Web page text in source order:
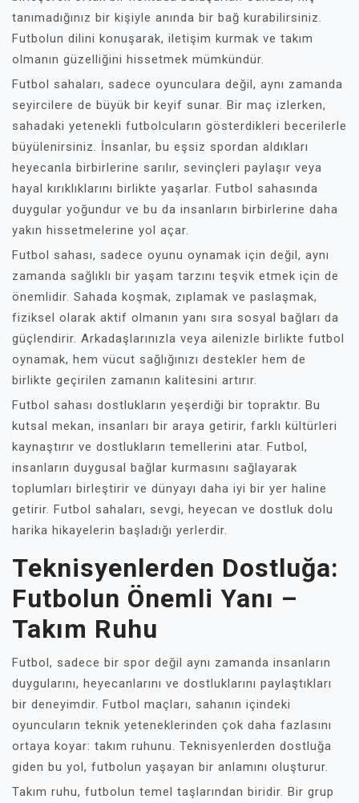
tanımadığınız bir kişiyle anında bir bağ kurabilirsiniz.
Futbolun dilini konuşarak, iletişim kurmak ve takım
olmanın güzelliğini hissetmek mümkündür.
Futbol sahaları, sadece oyunculara değil, aynı zamanda
seyircilere de büyük bir keyif sunar. Bir maç izlerken,
sahadaki yetenekli futbolcuların gösterdikleri becerilerle
büyülenirsiniz. İnsanlar, bu eşsiz spordan aldıkları
heyecanla birbirlerine sarılır, sevinçleri paylaşır veya
hayal kırıklıklarını birlikte yaşarlar. Futbol sahasında
duygular yoğundur ve bu da insanların birbirlerine daha
yakın hissetmelerine yol açar.
Futbol sahası, sadece oyunu oynamak için değil, aynı
zamanda sağlıklı bir yaşam tarzını teşvik etmek için de
önemlidir. Sahada koşmak, zıplamak ve paslaşmak,
fiziksel olarak aktif olmanın yanı sıra sosyal bağları da
güçlendirir. Arkadaşlarınızla veya ailenizle birlikte futbol
oynamak, hem vücut sağlığınızı destekler hem de
birlikte geçirilen zamanın kalitesini artırır.
Futbol sahası dostlukların yeşerdiği bir topraktır. Bu
kutsal mekan, insanları bir araya getirir, farklı kültürleri
kaynaştırır ve dostlukların temellerini atar. Futbol,
insanların duygusal bağlar kurmasını sağlayarak
toplumları birleştirir ve dünyayı daha iyi bir yer haline
getirir. Futbol sahaları, sevgi, heyecan ve dostluk dolu
harika hikayelerin başladığı yerlerdir.
Teknisyenlerden Dostluğa:
Futbolun Önemli Yanı –
Takım Ruhu
Futbol, sadece bir spor değil aynı zamanda insanların
duygularını, heyecanlarını ve dostluklarını paylaştıkları
bir deneyimdir. Futbol maçları, sahanın içindeki
oyuncuların teknik yeteneklerinden çok daha fazlasını
ortaya koyar: takım ruhunu. Teknisyenlerden dostluğa
giden bu yol, futbolun yaşayan bir anlamını oluşturur.
Takım ruhu, futbolun temel taşlarından biridir. Bir grup